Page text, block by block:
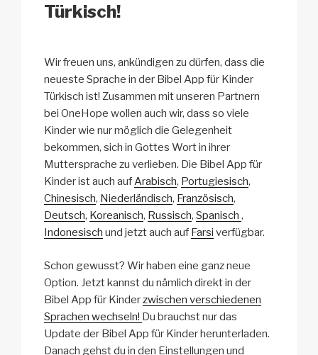
Türkisch!
Wir freuen uns, ankündigen zu dürfen, dass die
neueste Sprache in der Bibel App für Kinder
Türkisch ist! Zusammen mit unseren Partnern
bei OneHope wollen auch wir, dass so viele
Kinder wie nur möglich die Gelegenheit
bekommen, sich in Gottes Wort in ihrer
Muttersprache zu verlieben. Die Bibel App für
Kinder ist auch aufArabisch, Portugiesisch,
Chinesisch, Niederländisch, Französisch,
Deutsch, Koreanisch, Russisch, Spanisch ,
Indonesisch und jetzt auch auf Farsi verfügbar.
Schon gewusst? Wir haben eine ganz neue
Option. Jetzt kannst du nämlich direkt in der
Bibel App für Kinderzwischen verschiedenen
Sprachen wechseln! Du brauchst nur das
Update der Bibel App für Kinder herunterladen.
Danach gehst du in den Einstellungen und